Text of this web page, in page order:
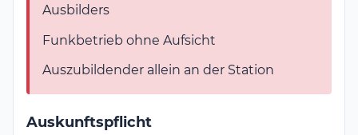
Ausbilders
Funkbetrieb ohne Aufsicht
Auszubildender allein an der Station
Auskunftspflicht